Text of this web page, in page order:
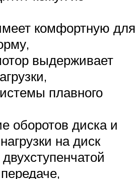
комфортную для
выдерживает
плавного
оборотов диска и
на диск